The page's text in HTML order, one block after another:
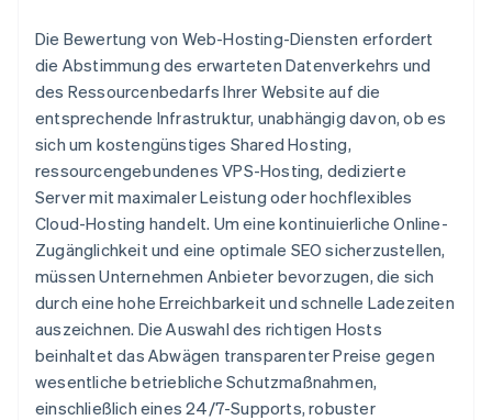
Die Bewertung von Web-Hosting-Diensten erfordert
die Abstimmung des erwarteten Datenverkehrs und
des Ressourcenbedarfs Ihrer Website auf die
entsprechende Infrastruktur, unabhängig davon, ob es
sich um kostengünstiges Shared Hosting,
ressourcengebundenes VPS-Hosting, dedizierte
Server mit maximaler Leistung oder hochflexibles
Cloud-Hosting handelt. Um eine kontinuierliche Online-
Zugänglichkeit und eine optimale SEO sicherzustellen,
müssen Unternehmen Anbieter bevorzugen, die sich
durch eine hohe Erreichbarkeit und schnelle Ladezeiten
auszeichnen. Die Auswahl des richtigen Hosts
beinhaltet das Abwägen transparenter Preise gegen
wesentliche betriebliche Schutzmaßnahmen,
einschließlich eines 24/7-Supports, robuster